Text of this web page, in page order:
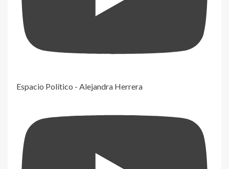
Espacio Político - Alejandra Herrera